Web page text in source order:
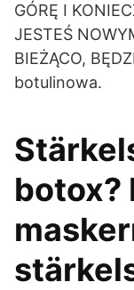
GÓRĘ I
JESTEŚ
BIEŻĄCO,
botulinowa.
botox?